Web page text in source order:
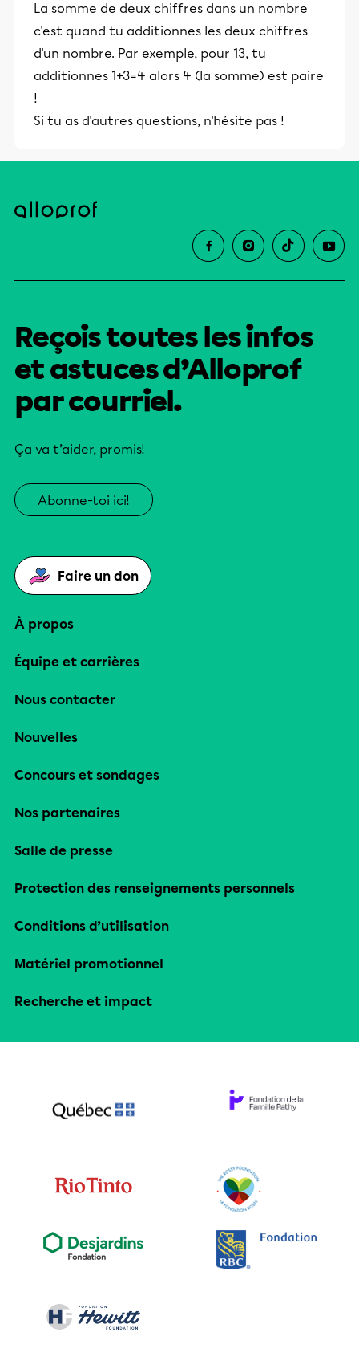
La somme de deux chiffres dans un nombre
c'est quand tu additionnes les deux chiffres
d'un nombre. Par exemple, pour 13, tu
additionnes 1+3=4 alors 4 (la somme) est paire
!
Si tu as d'autres questions, n'hésite pas !
Reçois toutes les infos
et astuces d’Alloprof
par courriel.
Ça va t’aider, promis!
Abonne-toi ici!
Faire un don
À propos
Équipe et carrières
Nous contacter
Nouvelles
Concours et sondages
Nos partenaires
Salle de presse
Protection des renseignements personnels
Conditions d’utilisation
Matériel promotionnel
Recherche et impact